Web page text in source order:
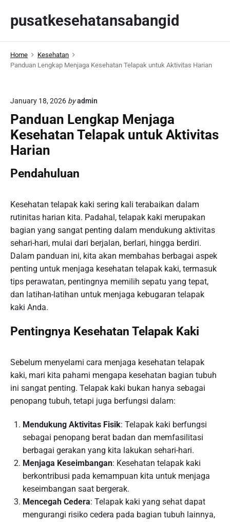
p
pusatkesehatansabangid
Home
Kesehatan
Panduan Lengkap Menjaga Kesehatan Telapak untuk Aktivitas Harian
January 18, 2026 byadmin
Panduan Lengkap Menjaga
Kesehatan Telapak untuk Aktivitas
Harian
Pendahuluan
Kesehatan telapak kaki sering kali terabaikan dalam
rutinitas harian kita. Padahal, telapak kaki merupakan
bagian yang sangat penting dalam mendukung aktivitas
sehari-hari, mulai dari berjalan, berlari, hingga berdiri.
Dalam panduan ini, kita akan membahas berbagai aspek
penting untuk menjaga kesehatan telapak kaki, termasuk
tips perawatan, pentingnya memilih sepatu yang tepat,
dan latihan-latihan untuk menjaga kebugaran telapak
kaki Anda.
Pentingnya Kesehatan Telapak Kaki
Sebelum menyelami cara menjaga kesehatan telapak
kaki, mari kita pahami mengapa kesehatan bagian tubuh
ini sangat penting. Telapak kaki bukan hanya sebagai
penopang tubuh, tetapi juga berfungsi dalam:
Mendukung Aktivitas Fisik: Telapak kaki berfungsi
sebagai penopang berat badan dan memfasilitasi
berbagai gerakan yang kita lakukan sehari-hari.
Menjaga Keseimbangan: Kesehatan telapak kaki
berkontribusi pada kemampuan kita untuk menjaga
keseimbangan saat bergerak.
Mencegah Cedera: Telapak kaki yang sehat dapat
mengurangi risiko cedera pada bagian tubuh lainnya,